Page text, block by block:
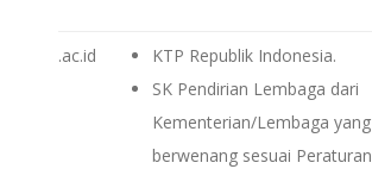
.ac.id
KTP Republik Indonesia.
SK Pendirian Lembaga dari
Kementerian/Lembaga yang
berwenang sesuai Peraturan